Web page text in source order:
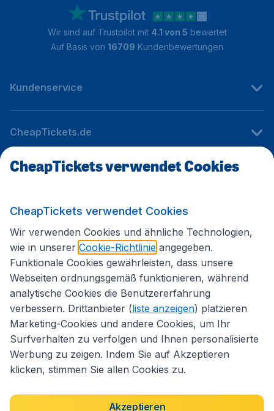
Wir sind auf Trustpilot mit 4.1 von 5 bewertet
Auf Basis von 16709 Kundenbewertungen
Kundenservice
CheapTickets.de
Internationale Webseiten
Folgen Sie uns:
Allgemeine Geschäftsbedingungen
CheapTickets verwendet Cookies
CheapTickets verwendet Cookies
Wir verwenden Cookies und ähnliche Technologien,
wie in unserer Cookie-Richtlinie angegeben.
Funktionale Cookies gewährleisten, dass unsere
Webseiten ordnungsgemäß funktionieren, während
analytische Cookies die Benutzererfahrung
verbessern. Drittanbieter (liste anzeigen) platzieren
Marketing-Cookies und andere Cookies, um Ihr
Surfverhalten zu verfolgen und Ihnen personalisierte
Werbung zu zeigen. Indem Sie auf Akzeptieren
klicken, stimmen Sie allen Cookies zu.
Akzeptieren